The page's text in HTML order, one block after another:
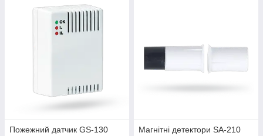
Пожежний датчик GS-130
Магнітні детектори SA-210